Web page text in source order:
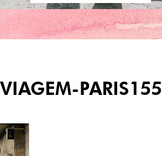
VIAGEM-PARIS155